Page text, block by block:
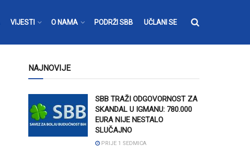
VIJESTI O NAMA PODRŽI SBB UČLANI SE
NAJNOVIJE
SBB TRAŽI ODGOVORNOST ZA
SKANDAL U IGMANU: 780.000
EURA NIJE NESTALO
SLUČAJNO
PRIJE 1 SEDMICA